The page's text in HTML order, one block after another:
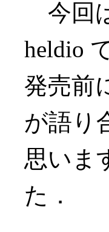
今回
heldio
発売前
が語り
思いま
た．